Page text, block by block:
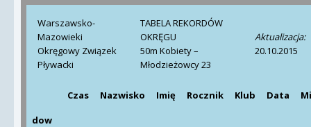
Warszawsko-
Mazowieki
Okręgowy Związek
Pływacki
TABELA REKORDÓW
OKRĘGU
50m Kobiety –
Młodzieżowcy 23
Aktualizacja:
20.10.2015
Czas Nazwisko Imię Rocznik Klub Data
dow